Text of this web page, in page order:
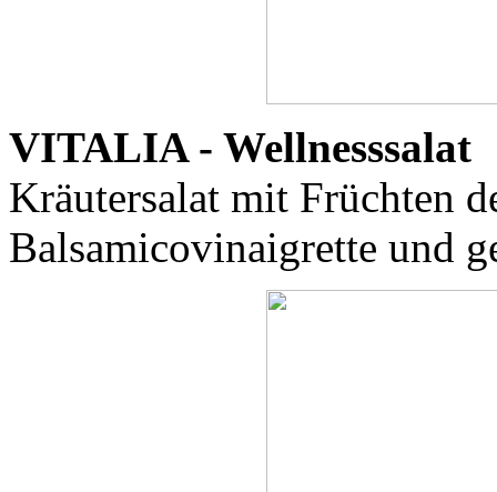
VITALIA - Wellnesssalat
Kräutersalat mit Früchten
Balsamicovinaigrette und